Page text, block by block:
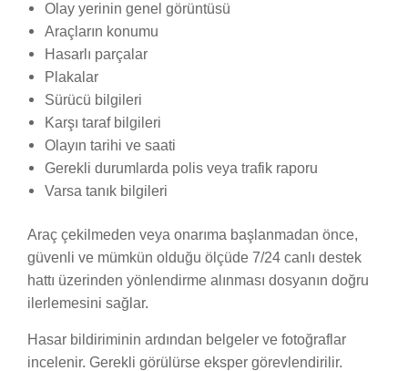
Olay yerinin genel görüntüsü
Araçların konumu
Hasarlı parçalar
Plakalar
Sürücü bilgileri
Karşı taraf bilgileri
Olayın tarihi ve saati
Gerekli durumlarda polis veya trafik raporu
Varsa tanık bilgileri
Araç çekilmeden veya onarıma başlanmadan önce,
güvenli ve mümkün olduğu ölçüde 7/24 canlı destek
hattı üzerinden yönlendirme alınması dosyanın doğru
ilerlemesini sağlar.
Hasar bildiriminin ardından belgeler ve fotoğraflar
incelenir. Gerekli görülürse eksper görevlendirilir.